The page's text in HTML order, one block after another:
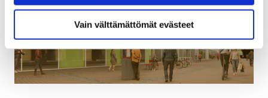
Vain välttämättömät evästeet